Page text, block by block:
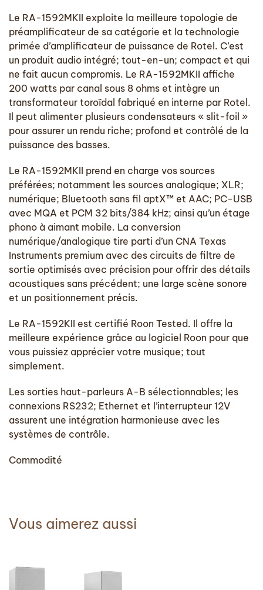
Le RA-1592MKII exploite la meilleure topologie de
préamplificateur de sa catégorie et la technologie
primée d’amplificateur de puissance de Rotel. C’est
un produit audio intégré; tout-en-un; compact et qui
ne fait aucun compromis. Le RA-1592MKII affiche
200 watts par canal sous 8 ohms et intègre un
transformateur toroïdal fabriqué en interne par Rotel.
Il peut alimenter plusieurs condensateurs « slit-foil »
pour assurer un rendu riche; profond et contrôlé de la
puissance des basses.
Le RA-1592MKII prend en charge vos sources
préférées; notamment les sources analogique; XLR;
numérique; Bluetooth sans fil aptX™ et AAC; PC-USB
avec MQA et PCM 32 bits/384 kHz; ainsi qu’un étage
phono à aimant mobile. La conversion
numérique/analogique tire parti d’un CNA Texas
Instruments premium avec des circuits de filtre de
sortie optimisés avec précision pour offrir des détails
acoustiques sans précédent; une large scène sonore
et un positionnement précis.
Le RA-1592KII est certifié Roon Tested. Il offre la
meilleure expérience grâce au logiciel Roon pour que
vous puissiez apprécier votre musique; tout
simplement.
Les sorties haut-parleurs A-B sélectionnables; les
connexions RS232; Ethernet et l’interrupteur 12V
assurent une intégration harmonieuse avec les
systèmes de contrôle.
Commodité
Vous aimerez aussi